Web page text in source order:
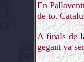
En
de tot
A finals de
gegant va